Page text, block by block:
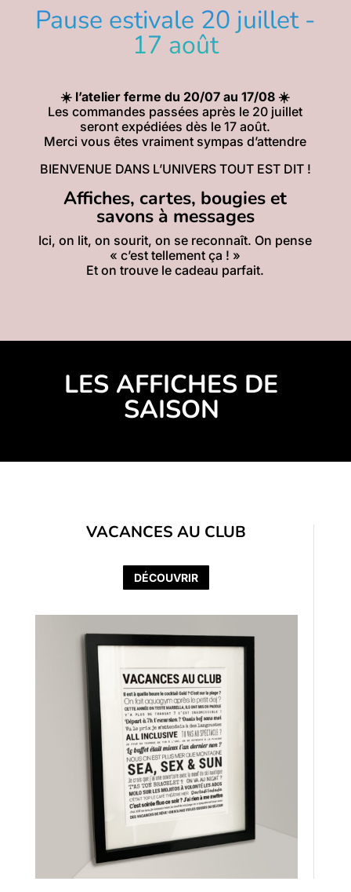
Pause estivale 20 juillet -
17 août
☀️ l’atelier ferme du 20/07 au 17/08 ☀️
Les commandes passées après le 20 juillet
seront expédiées dès le 17 août.
Merci vous êtes vraiment sympas d’attendre
BIENVENUE DANS L’UNIVERS TOUT EST DIT !
Affiches, cartes, bougies et
savons à messages
Ici, on lit, on sourit, on se reconnaît. On pense
« c’est tellement ça ! »
Et on trouve le cadeau parfait.
LES AFFICHES DE
SAISON
VACANCES AU CLUB
DÉCOUVRIR